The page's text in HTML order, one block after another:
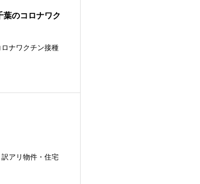
葉のコロナワク
ナワクチン接種
アリ物件・住宅